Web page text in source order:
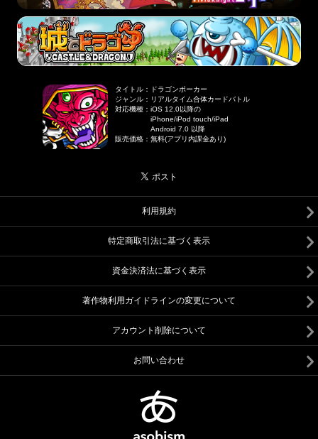
タイトル ：
ドラゴンポーカー
ジャンル ： リアルタイム合体カードバトル
対応機種 ：iOS 12.0以降の
iPhone/iPod touch/iPad
Android 7.0 以降
販売価格 ：無料(アプリ内課金あり)
利用規約
特定商取引法に基づく表示
資金決済法に基づく表示
著作物利用ガイドラインの変更について
アカウント削除について
お問い合わせ